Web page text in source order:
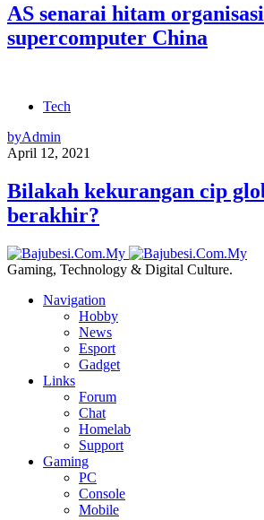
AS senarai hitam organisasi
supercomputer China
Tech
byAdmin
April 12, 2021
Bilakah kekurangan cip
berakhir?
Gaming, Technology & Digital Culture.
Navigation
Hobby
News
Esport
Gadget
Links
Forum
Chat
Homelab
Support
Gaming
PC
Console
Mobile